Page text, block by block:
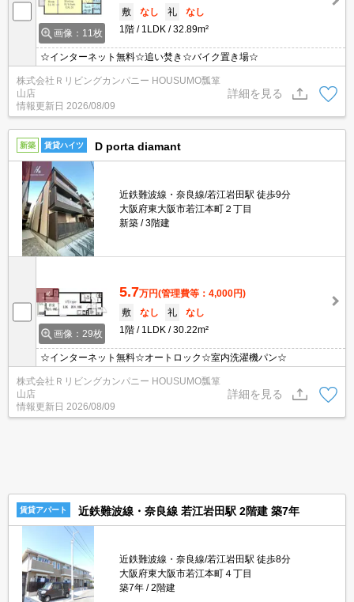
画像：11枚
敷 なし 礼
なし
1階
1LDK 32.89m²
☆インターネット無料☆追い焚き☆バイク置き場☆
株式会社Ｒリビングカンパニー HOUSUMO瓢箪
山店
情報更新日 2026/08/09
詳細を見る
新築 賃貸ハイツ D porta diamant
近鉄難波線・奈良線/若江岩田駅 徒歩9分
大阪府東大阪市若江本町２丁目
新築
3階建
画像：29枚
5.7万円(管理費等：4,000円)
敷
なし 礼
なし
1階
1LDK 30.22m²
☆インターネット無料☆オートロック☆室内洗濯機パン☆
株式会社Ｒリビングカンパニー HOUSUMO瓢箪
山店
情報更新日 2026/08/09
詳細を見る
賃貸アパート 近鉄難波線・奈良線 若江岩田駅 2階建 築7年
近鉄難波線・奈良線/若江岩田駅 徒歩8分
大阪府東大阪市若江本町４丁目
築7年
2階建